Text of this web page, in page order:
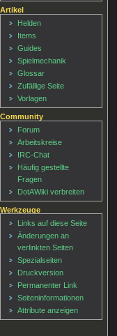
Artikel
Helden
Items
Guides
Spielmechanik
Glossar
Zufällige Seite
Vorlagen
Community
Forum
Arbeitskreise
IRC-Chat
Häufig gestellte
Fragen
DotAWiki verbreiten
Werkzeuge
Links auf diese Seite
Änderungen an
verlinkten Seiten
Spezialseiten
Druckversion
Permanenter Link
Seiten­informationen
Attribute anzeigen